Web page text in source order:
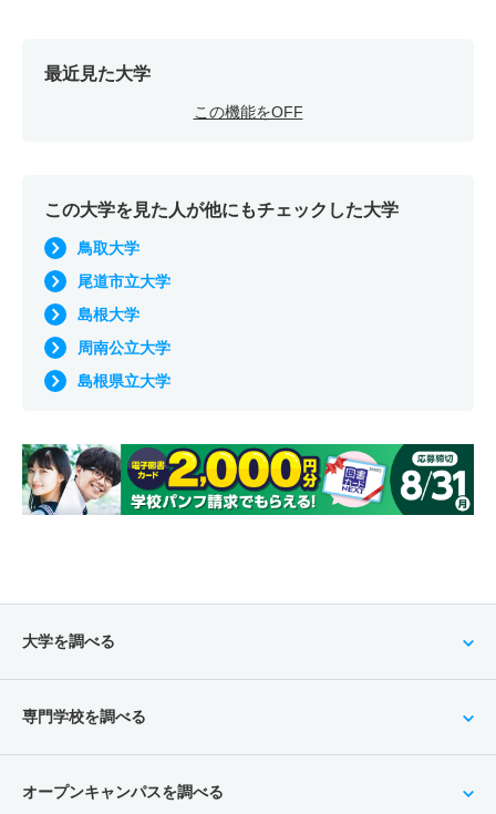
最近見た大学
この機能をOFF
この大学を見た人が他にもチェックした大学
鳥取大学
尾道市立大学
島根大学
周南公立大学
島根県立大学
大学を調べる
専門学校を調べる
オープンキャンパスを調べる